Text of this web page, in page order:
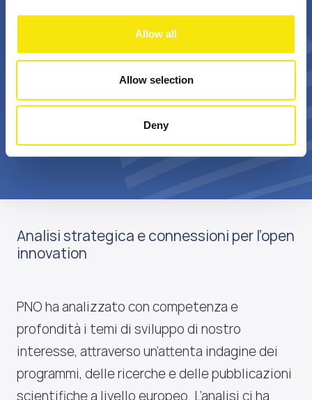
Allow all
Allow selection
Deny
+
professionals
Bn €
value
Scopri di più su di noi
Analisi strategica e connessioni per l’open
innovation
PNO ha analizzato con competenza e
profondità i temi di sviluppo di nostro
interesse, attraverso un’attenta indagine dei
programmi, delle ricerche e delle pubblicazioni
scientifiche a livello europeo. L’analisi ci ha